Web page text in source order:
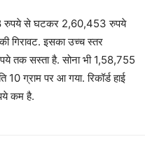
रुपये से घटकर 2,60,453 रुपये
गिरावट. इसका उच्च स्तर
तक सस्ता है. सोना भी 1,58,755
ग्राम पर आ गया. रिकॉर्ड हाई
कम है.